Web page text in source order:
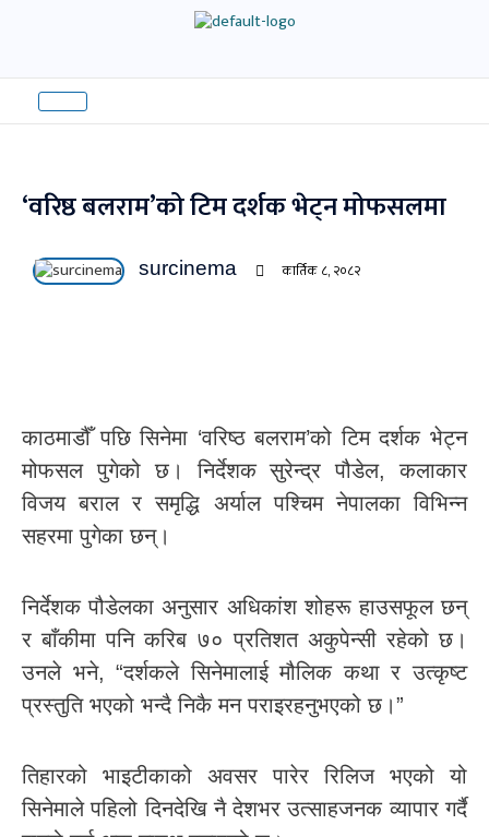
‘वरिष्ठ बलराम’को टिम दर्शक भेट्न मोफसलमा
surcinema कार्तिक ८, २०८२
काठमाडौँ पछि सिनेमा ‘वरिष्ठ बलराम’को टिम दर्शक भेट्न
मोफसल पुगेको छ। निर्देशक सुरेन्द्र पौडेल, कलाकार
विजय बराल र समृद्धि अर्याल पश्चिम नेपालका विभिन्न
सहरमा पुगेका छन्।
निर्देशक पौडेलका अनुसार अधिकांश शोहरू हाउसफूल छन्
र बाँकीमा पनि करिब ७० प्रतिशत अकुपेन्सी रहेको छ।
उनले भने, “दर्शकले सिनेमालाई मौलिक कथा र उत्कृष्ट
प्रस्तुति भएको भन्दै निकै मन पराइरहनुभएको छ।”
तिहारको भाइटीकाको अवसर पारेर रिलिज भएको यो
सिनेमाले पहिलो दिनदेखि नै देशभर उत्साहजनक व्यापार गर्दै